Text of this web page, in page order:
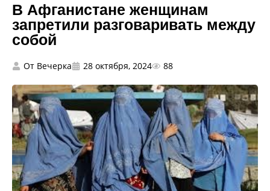
В Афганистане женщинам
запретили разговаривать между
собой
От Вечерка 28 октября, 2024 88